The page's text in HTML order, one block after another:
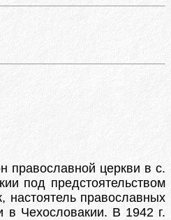
православной церкви в с.
под предстоятельством
православных
в Чехословакии. В 1942 г.